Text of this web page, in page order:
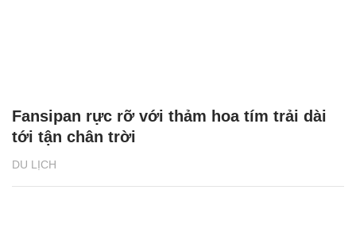
DU LỊCH
Fansipan rực rỡ với thảm hoa tím trải dài
tới tận chân trời